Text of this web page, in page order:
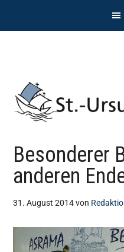
St.
Ursula
Kompetenz,
Persönlichkeit,
Chancen
Besonderer
anderen
31. August 2014von